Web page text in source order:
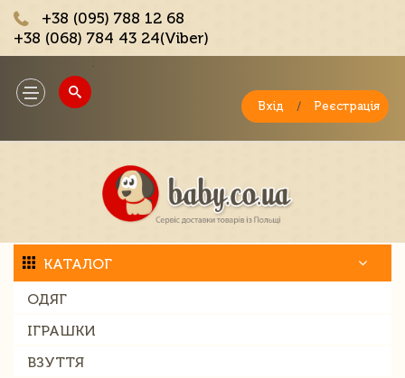
+38 (095) 788 12 68
+38 (068) 784 43 24(Viber)
Toggle
navigation
Вхід / Реєстрація
КАТАЛОГ
ОДЯГ
ІГРАШКИ
ВЗУТТЯ